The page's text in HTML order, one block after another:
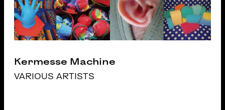
Kermesse Machine
VARIOUS ARTISTS